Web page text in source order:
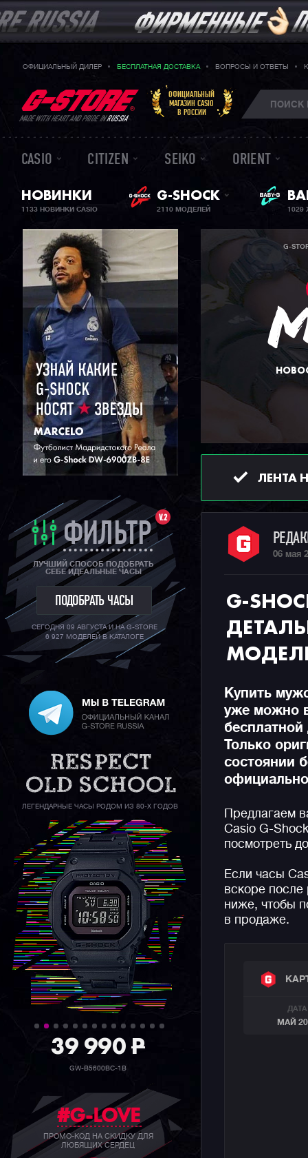
ОФИЦИАЛЬНЫЙ ДИЛЕР БЕСПЛАТНАЯ ДОСТАВКА ВОПРОСЫ И ОТВЕТЫ
MADE WITH HEART AND PRIDE INRUSSIA
ОФИЦИАЛЬНЫЙ
МАГАЗИН CASIO
В РОССИИ
CASIO CITIZEN SEIKO ORIENT
НОВИНКИ
1133 НОВИНКИ CASIO
G-SHOCK
2110 МОДЕЛЕЙ 1029
V.2
ФИЛЬТР
ЛУЧШИЙ СПОСОБ ПОДОБРАТЬ
СЕБЕ ИДЕАЛЬНЫЕ ЧАСЫ
ПОДОБРАТЬ ЧАСЫ
СЕГОДНЯ 09 АВГУСТА И НА G-STORE
6 927 МОДЕЛЕЙ В КАТАЛОГЕ
ЛЕГЕНДАРНЫЕ ЧАСЫ РОДОМ ИЗ 80-Х ГОДОВ
39 990P
GW-B5600BC-1B
#G-LOVE
ПРОМО-КОД НА СКИДКУ ДЛЯ
ЛЮБЯЩИХ СЕРДЕЦ
G-
ЛЕНТА
06 мая
G-
Купить
уже можно
Только
состоянии
Предлагаем
Casio G-
посмотреть
Если часы
вскоре
ниже, чтобы
в продаже.
ДАТА
МАЙ